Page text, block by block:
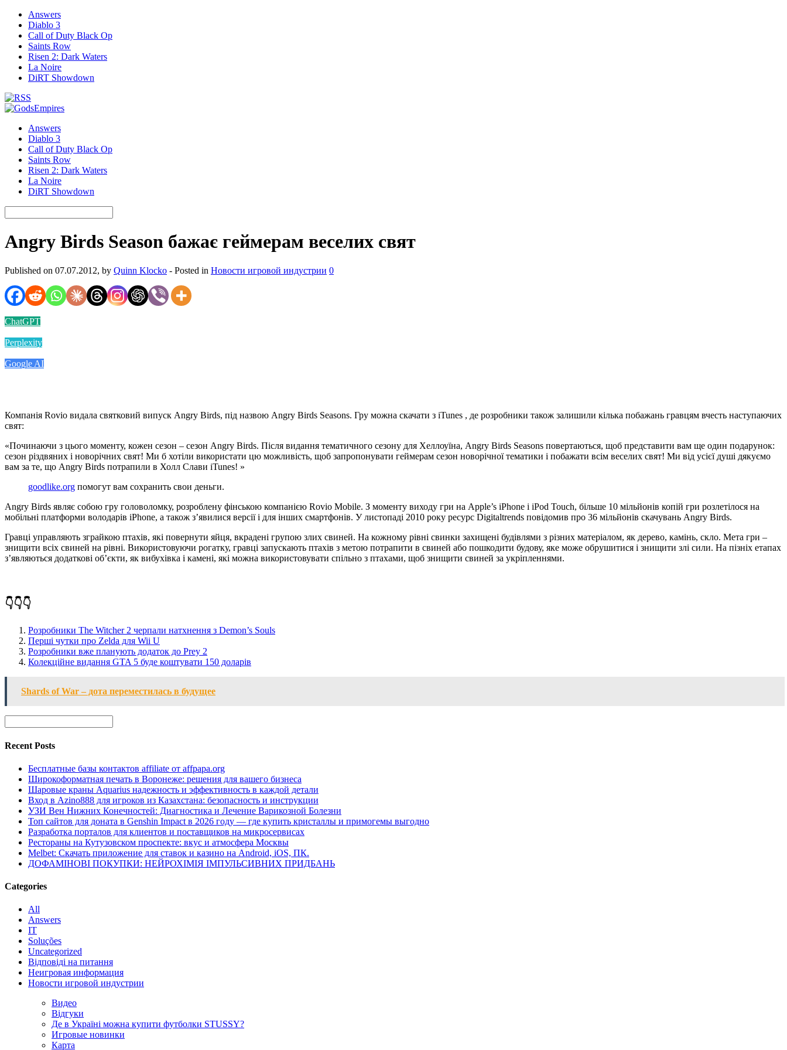
Answers
Diablo 3
Call of Duty Black Op
Saints Row
Risen 2: Dark Waters
La Noire
DiRT Showdown
Answers
Diablo 3
Call of Duty Black Op
Saints Row
Risen 2: Dark Waters
La Noire
DiRT Showdown
Angry Birds Season бажає геймерам веселих свят
Published on 07.07.2012, by Quinn Klocko - Posted in Новости игровой индустрии 0
ChatGPT
Perplexity
Google AI
Компанія Rovio видала святковий випуск Angry Birds, під назвою Angry Birds Seasons. Гру можна скачати з iTunes , де розробники також залишили кілька побажань гравцям вчесть наступаючих
свят:
«Починаючи з цього моменту, кожен сезон – сезон Angry Birds. Після видання тематичного сезону для Хеллоуїна, Angry Birds Seasons повертаються, щоб представити вам ще один подарунок:
сезон різдвяних і новорічних свят! Ми б хотіли використати цю можливість, щоб запропонувати геймерам сезон новорічної тематики і побажати всім веселих свят! Ми від усієї душі дякуємо
вам за те, що Angry Birds потрапили в Холл Слави iTunes! »
goodlike.org помогут вам сохранить свои деньги.
Angry Birds являє собою гру головоломку, розроблену фінською компанією Rovio Mobile. З моменту виходу гри на Apple’s iPhone і iPod Touch, більше 10 мільйонів копій гри розлетілося на
мобільні платформи володарів iPhone, а також з’явилися версії і для інших смартфонів. У листопаді 2010 року ресурс Digitaltrends повідомив про 36 мільйонів скачувань Angry Birds.
Гравці управляють зграйкою птахів, які повернути яйця, вкрадені групою злих свиней. На кожному рівні свинки захищені будівлями з різних матеріалом, як дерево, камінь, скло. Мета гри –
знищити всіх свиней на рівні. Використовуючи рогатку, гравці запускають птахів з метою потрапити в свиней або пошкодити будову, яке може обрушитися і знищити злі сили. На пізніх етапах
з’являються додаткові об’єкти, як вибухівка і камені, які можна використовувати спільно з птахами, щоб знищити свиней за укріпленнями.
👇👇👇
Розробники The Witcher 2 черпали натхнення з Demon’s Souls
Перші чутки про Zelda для Wii U
Розробники вже планують додаток до Prey 2
Колекційне видання GTA 5 буде коштувати 150 доларів
Shards of War – дота переместилась в будущее
Recent Posts
Бесплатные базы контактов affiliate от affpapa.org
Широкоформатная печать в Воронеже: решения для вашего бизнеса
Шаровые краны Aquarius надежность и эффективность в каждой детали
Вход в Azino888 для игроков из Казахстана: безопасность и инструкции
УЗИ Вен Нижних Конечностей: Диагностика и Лечение Варикозной Болезни
Топ сайтов для доната в Genshin Impact в 2026 году — где купить кристаллы и примогемы выгодно
Разработка порталов для клиентов и поставщиков на микросервисах
Рестораны на Кутузовском проспекте: вкус и атмосфера Москвы
Melbet: Скачать приложение для ставок и казино на Android, iOS, ПК.
ДОФАМІНОВІ ПОКУПКИ: НЕЙРОХІМІЯ ІМПУЛЬСИВНИХ ПРИДБАНЬ
Categories
All
Answers
IT
Soluções
Uncategorized
Відповіді на питання
Неигровая информация
Новости игровой индустрии
Видео
Відгуки
Де в Україні можна купити футболки STUSSY?
Игровые новинки
Карта